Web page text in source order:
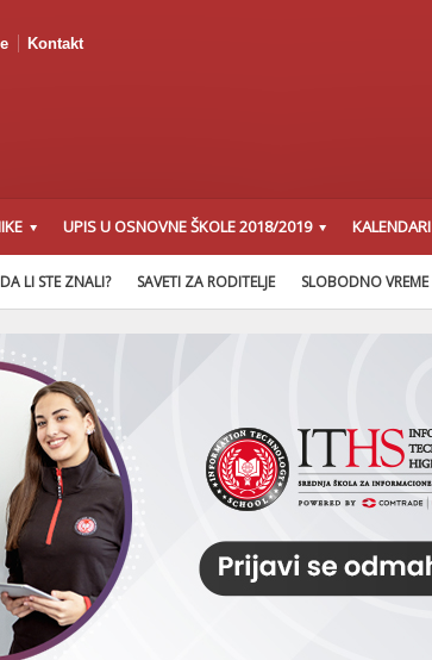
Kontakt
UPIS U OSNOVNE ŠKOLE 2018/2019 KALENDARI
DA LI STE ZNALI? SAVETI ZA RODITELJE SLOBODNO VREME